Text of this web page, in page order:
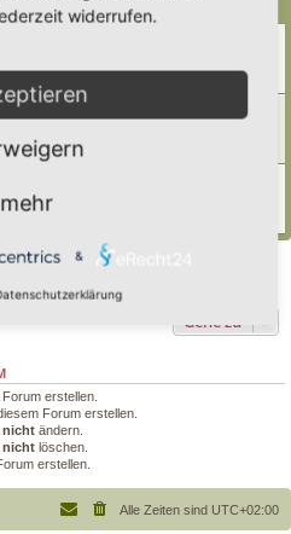
Sa 16. Sep 2023, 15:42
Gehe zu
erstellen.
Forum erstellen.
nicht ändern.
nicht löschen.
erstellen.
Alle Zeiten sind UTC+02:00
widerrufen.
mehr
&